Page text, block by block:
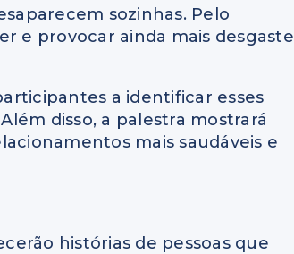
sozinhas. Pelo
e provocar ainda mais desgaste
a identificar esses
disso, a palestra mostrará
mais saudáveis e
histórias de pessoas que